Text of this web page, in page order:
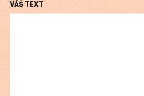
VÁŠ TEXT